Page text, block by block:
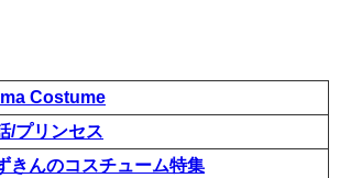
Costume
/プリンセス
きんのコスチューム特集